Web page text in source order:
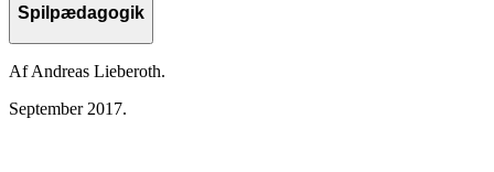
Spilpædagogik
Af Andreas Lieberoth.
September 2017.